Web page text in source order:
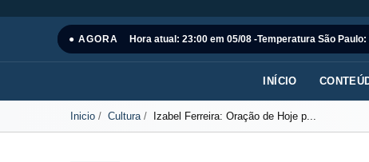
● AGORA Hora atual: 23:00 em 05/08 -Temperatura São Paulo:
INÍCIO
Inicio Cultura Izabel Ferreira: Oração de Hoje p...